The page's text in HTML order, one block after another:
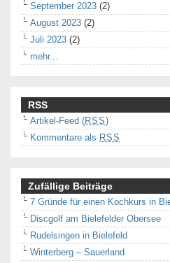
September 2023 (2)
August 2023 (2)
Juli 2023 (2)
mehr...
RSS
Artikel-Feed (RSS)
Kommentare als RSS
Zufällige Beiträge
7 Gründe für einen Kochkurs in
Discgolf am Bielefelder Obersee
Rudelsingen in Bielefeld
Winterberg – Sauerland